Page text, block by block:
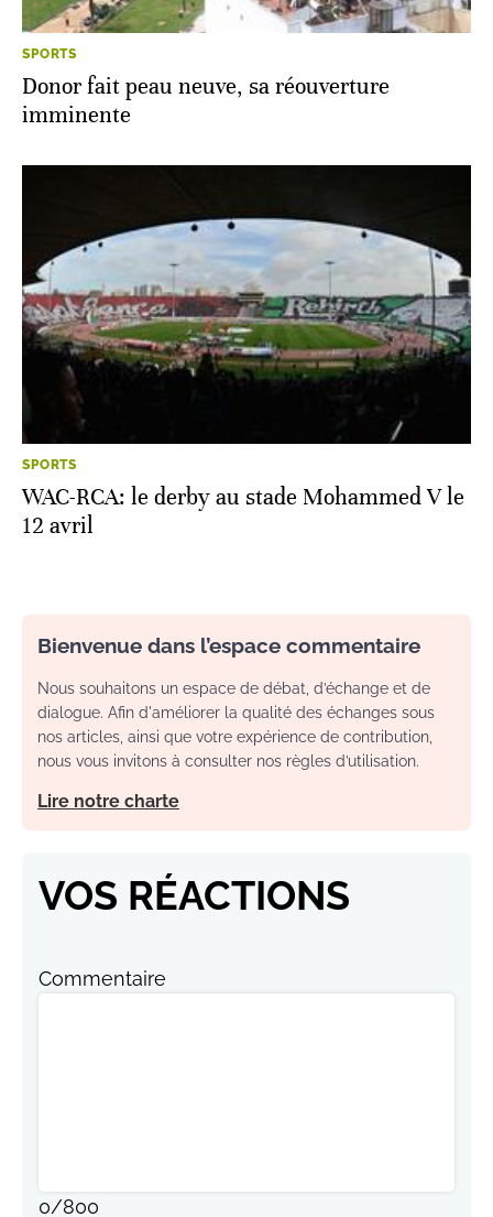
SPORTS
Donor fait peau neuve, sa réouverture
imminente
SPORTS
WAC-RCA: le derby au stade Mohammed V le
12 avril
Bienvenue dans l’espace commentaire
Nous souhaitons un espace de débat, d’échange et de
dialogue. Afin d'améliorer la qualité des échanges sous
nos articles, ainsi que votre expérience de contribution,
nous vous invitons à consulter nos règles d’utilisation.
Lire notre charte
VOS RÉACTIONS
Commentaire
0/800